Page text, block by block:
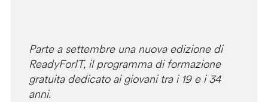
Parte a settembre una nuova edizione di
ReadyForIT, il programma di formazione
gratuita dedicato ai giovani tra i 19 e i 34
anni.